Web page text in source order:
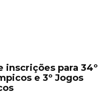
inscrições para 34º
e 3º Jogos